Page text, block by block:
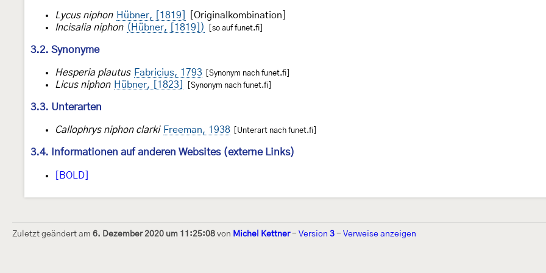
Lycus niphon Hübner, [1819]
[Originalkombination]
Incisalia niphon (Hübner, [1819]) [so auf funet.fi]
3.2. Synonyme
Hesperia plautus Fabricius, 1793 [Synonym nach funet.fi]
Licus niphon Hübner, [1823] [Synonym nach funet.fi]
3.3. Unterarten
Callophrys niphon clarki Freeman, 1938 [Unterart nach funet.fi]
3.4. Informationen auf anderen Websites (externe Links)
[BOLD]
Zuletzt geändert am 6. Dezember 2020 um 11:25:08 von Michel Kettner- Version 3 - Verweise anzeigen